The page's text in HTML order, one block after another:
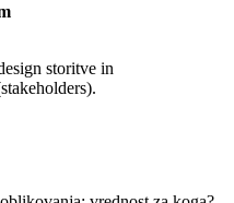
storitve in